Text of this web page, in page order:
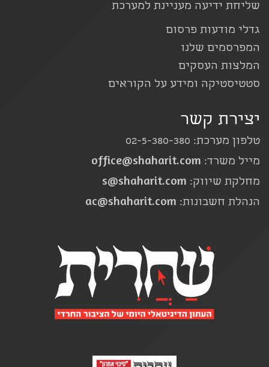
שליחת ידיעה מעניינת למערכת
גדלי מודעות פרסום
המפרסמים שלנו
המלצות העסקים
סטטיסטיקה ומידע על הקוראים
יצירת קשר
טלפון מערכת: 02-5-380-380
מייל משרד: office@shaharit.com
מחלקת שיווק: s@shaharit.com
הנהלת חשבונות: ac@shaharit.com